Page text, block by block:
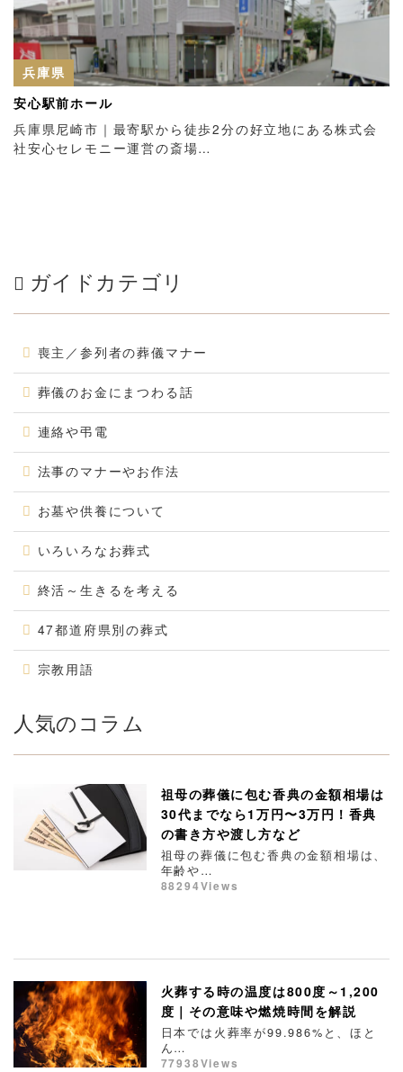
兵庫県
安心駅前ホール
兵庫県尼崎市｜最寄駅から徒歩2分の好立地にある株式会
社安心セレモニー運営の斎場…
ガイドカテゴリ
喪主／参列者の葬儀マナー
葬儀のお金にまつわる話
連絡や弔電
法事のマナーやお作法
お墓や供養について
いろいろなお葬式
終活～生きるを考える
47都道府県別の葬式
宗教用語
人気のコラム
祖母の葬儀に包む香典の金額相場は
30代までなら1万円〜3万円！香典
の書き方や渡し方など
祖母の葬儀に包む香典の金額相場は、
年齢や…
88294Views
火葬する時の温度は800度～1,200
度｜その意味や燃焼時間を解説
日本では火葬率が99.986%と、ほと
ん…
77938Views